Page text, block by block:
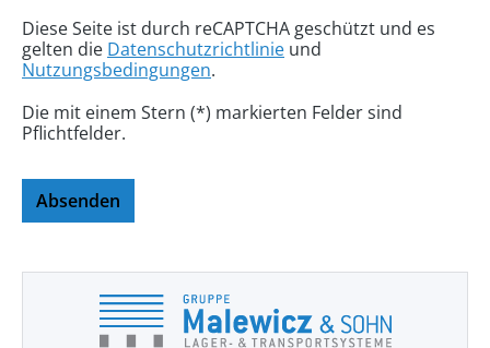
Diese Seite ist durch reCAPTCHA geschützt und es
gelten die Datenschutzrichtlinie und
Nutzungsbedingungen.
Die mit einem Stern (*) markierten Felder sind
Pflichtfelder.
Absenden